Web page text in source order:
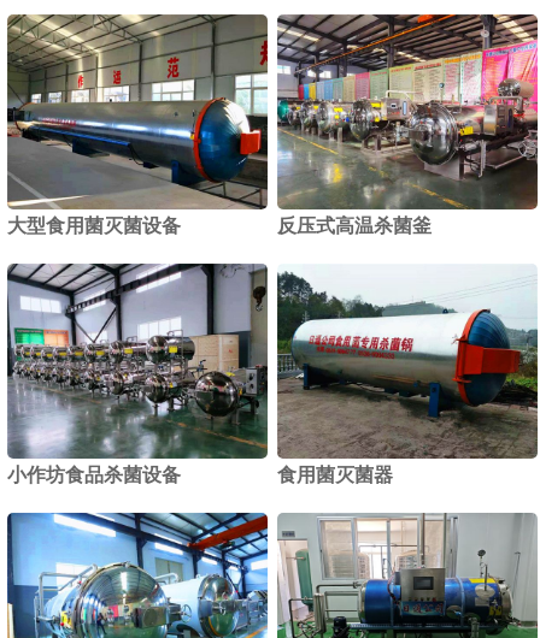
1 2
大型食用菌灭菌设备 反压式高温杀菌釜
小作坊食品杀菌设备 食用菌灭菌器